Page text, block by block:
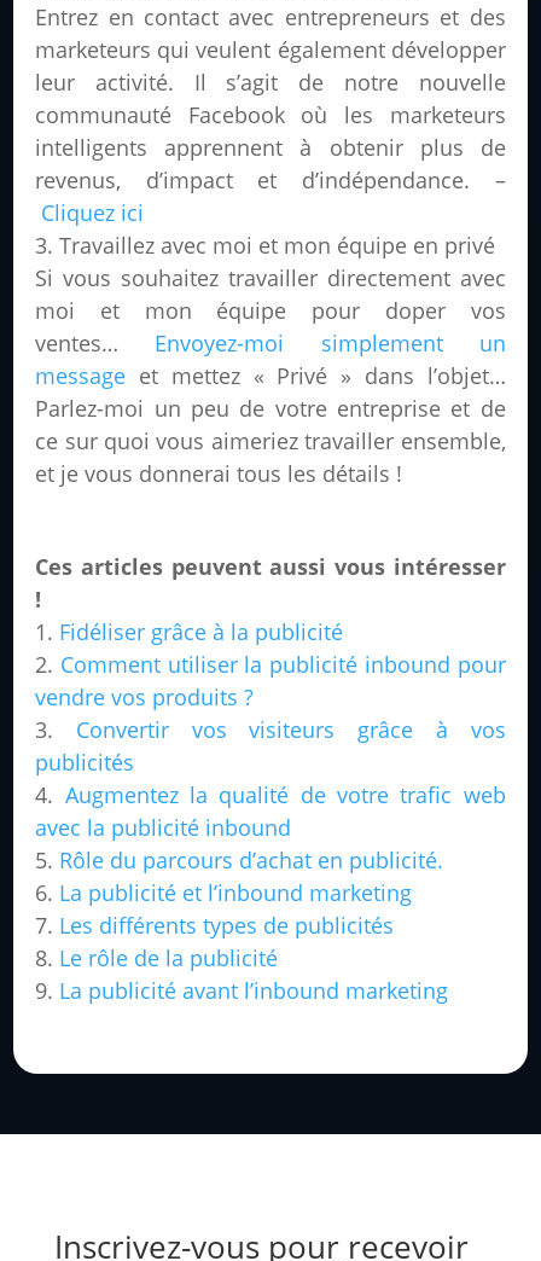
Entrez en contact avec entrepreneurs et des
marketeurs qui veulent également développer
leur activité. Il s’agit de notre nouvelle
communauté Facebook où les marketeurs
intelligents apprennent à obtenir plus de
revenus, d’impact et d’indépendance. –
Cliquez ici
Travaillez avec moi et mon équipe en privé
Si vous souhaitez travailler directement avec
moi et mon équipe pour doper vos
ventes…
Envoyez-moi
simplement un
message et mettez « Privé » dans l’objet…
Parlez-moi un peu de votre entreprise et de
ce sur quoi vous aimeriez travailler ensemble,
et je vous donnerai tous les détails !
Ces articles peuvent aussi vous intéresser
!
Fidéliser grâce à la publicité
Comment utiliser la publicité inbound pour
vendre vos produits ?
Convertir vos visiteurs grâce à vos
publicités
Augmentez la qualité de votre trafic web
avec la publicité inbound
Rôle du parcours d’achat en publicité.
La publicité et l’inbound marketing
Les différents types de publicités
Le rôle de la publicité
La publicité avant l’inbound marketing
Inscrivez-vous pour recevoir